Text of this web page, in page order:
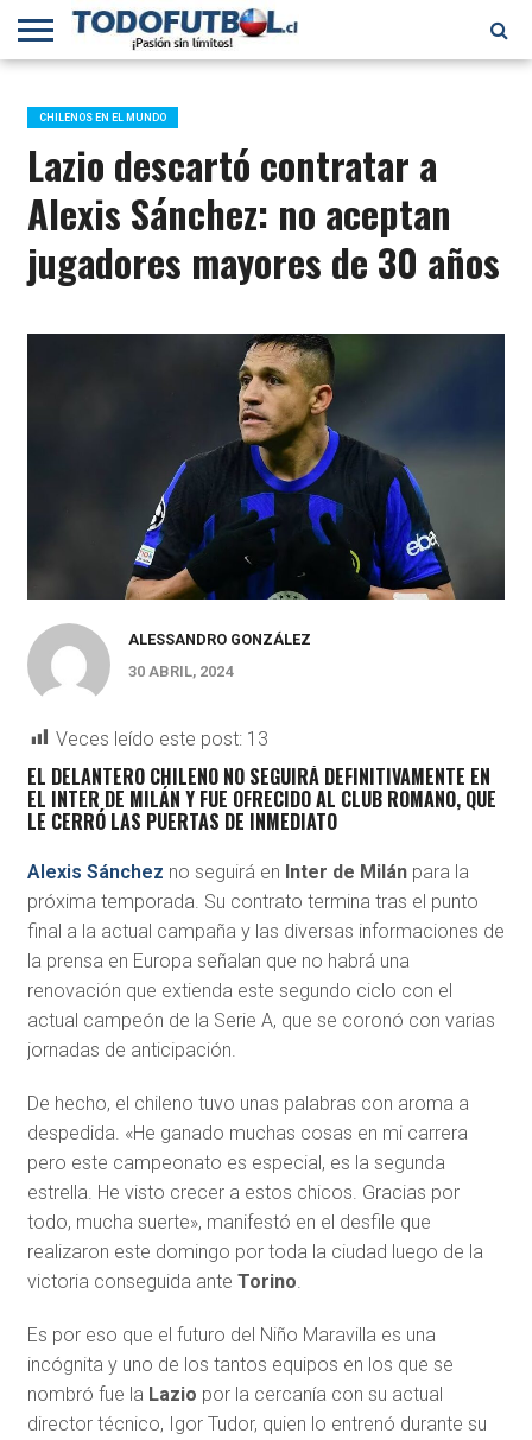
PRIMERA
B
SELECCIÓN
CHILENA
CHILENOS
EN EL
MUNDO
FÚTBOL
INTERNACIONAL
CHILENOS EN EL MUNDO
Lazio descartó contratar a
Alexis Sánchez: no aceptan
jugadores mayores de 30 años
ALESSANDRO GONZÁLEZ
30 ABRIL, 2024
Veces leído este post: 13
EL DELANTERO CHILENO NO SEGUIRÁ DEFINITIVAMENTE EN
EL INTER DE MILÁN Y FUE OFRECIDO AL CLUB ROMANO, QUE
LE CERRÓ LAS PUERTAS DE INMEDIATO
Alexis Sánchez no seguirá en Inter de Milánpara la
próxima temporada. Su contrato termina tras el punto
final a la actual campaña y las diversas informaciones de
la prensa en Europa señalan que no habrá una
renovación que extienda este segundo ciclo con el
actual campeón de la Serie A, que se coronó con varias
jornadas de anticipación.
De hecho, el chileno tuvo unas palabras con aroma a
despedida. «He ganado muchas cosas en mi carrera
pero este campeonato es especial, es la segunda
estrella. He visto crecer a estos chicos. Gracias por
todo, mucha suerte», manifestó en el desfile que
realizaron este domingo por toda la ciudad luego de la
victoria conseguida ante Torino
Es por eso que el futuro del Niño Maravilla es una
incógnita y uno de los tantos equipos en los que se
nombró fue la Lazio por la cercanía con su actual
director técnico, Igor Tudor, quien lo entrenó durante su